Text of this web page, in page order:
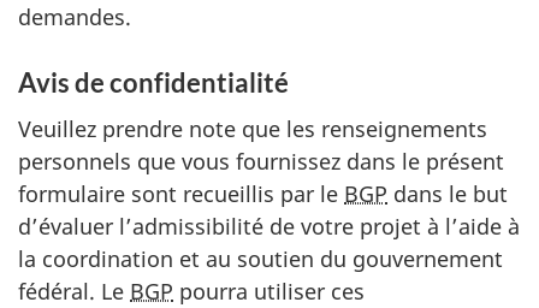
demandes.
Avis de confidentialité
Veuillez prendre note que les renseignements
personnels que vous fournissez dans le présent
formulaire sont recueillis par le BGP dans le but
d’évaluer l’admissibilité de votre projet à l’aide à
la coordination et au soutien du gouvernement
fédéral. Le BGP pourra utiliser ces